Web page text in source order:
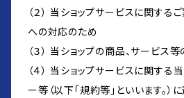
（２） 当ショップサービスに関する
への対応のため
（３） 当ショップの商品、サービス
（４） 当ショップサービスに関する
ー等（以下「規約等」といいます。